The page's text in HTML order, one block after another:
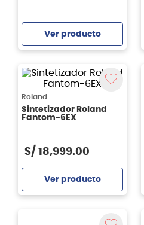
Ver producto
Roland
Sintetizador Roland
Fantom-6EX
S/ 18,999.00
Ver producto